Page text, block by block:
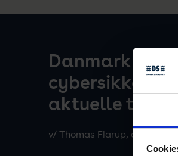
Danmark
aktuelle trussel
v/ Thomas Flarup, direktør,